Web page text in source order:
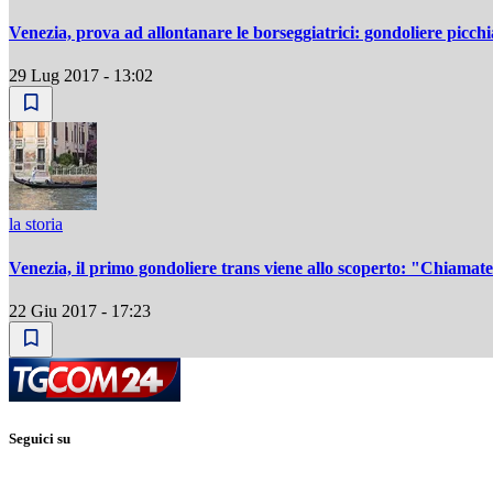
Venezia, prova ad allontanare le borseggiatrici: gondoliere
29 Lug 2017 - 13:02
la storia
Venezia, il primo gondoliere trans viene allo scoperto:
22 Giu 2017 - 17:23
Seguici su